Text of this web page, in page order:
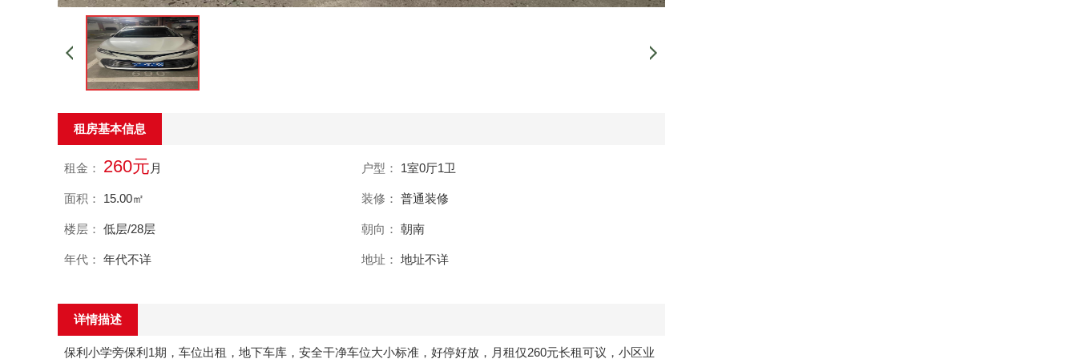
租房基本信息
租金： 260元 月 户型： 1室0厅1卫
面积： 15.00㎡ 装修： 普通装修
楼层： 低层/28层 朝向： 朝南
年代： 年代不详 地址： 地址不详
详情描述
保利小学旁保利1期，车位出租，地下车库，安全干净车位大小标准，好停好放，月租仅260元长租可议，小区业